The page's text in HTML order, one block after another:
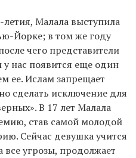
Малала выступила
Йорке; в том же году
чего представители
у нас появится еще один
ее. Ислам запрещает
сделать исключение для
В 17 лет Малала
став самой молодой
Сейчас девушка учится
угрозы, продолжает